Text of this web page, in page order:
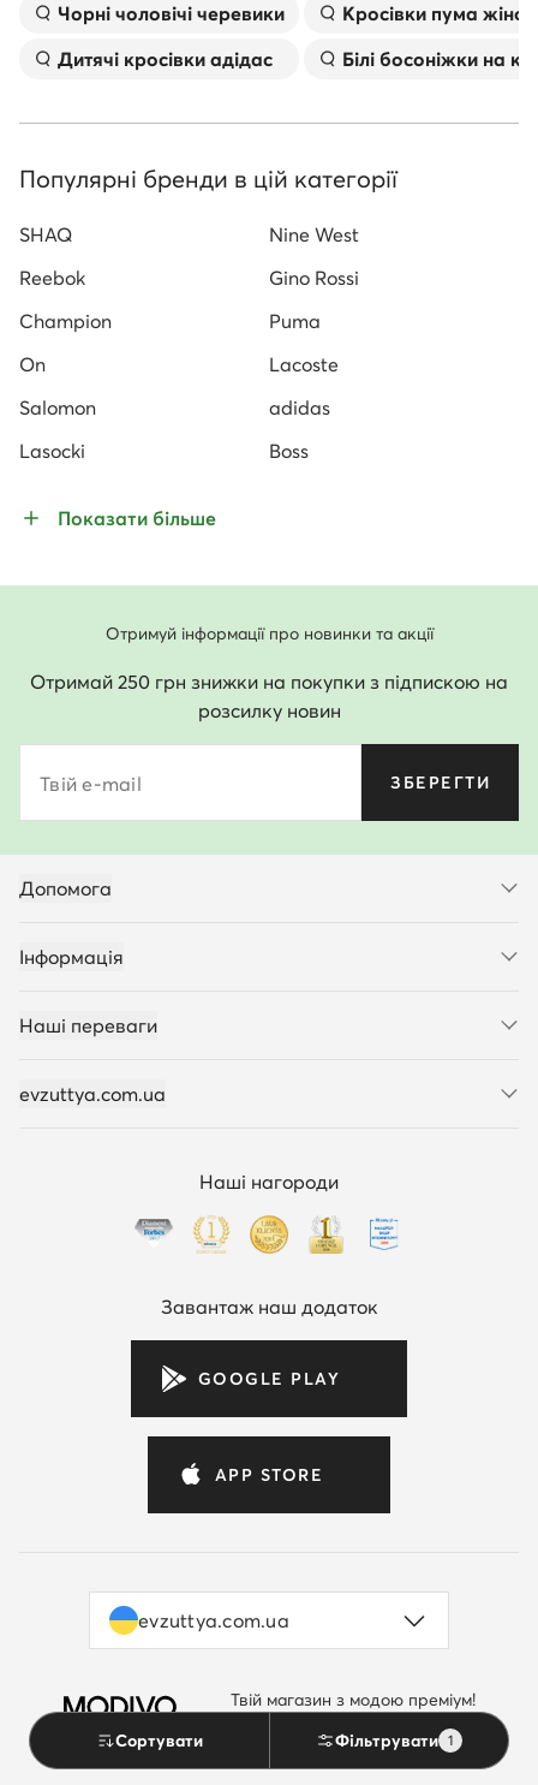
Сортувати Фільтрувати 1
Чорні чоловічі черевики
Дитячі кросівки адідас
Kросівки пума
Білі босоніжки на
Популярні бренди в цій категорії
SHAQ
Nine West
Reebok
Gino Rossi
Champion
Puma
On
Lacoste
Salomon
adidas
Lasocki
Boss
Показати більше
Отримуй інформації про новинки та акції
Отримай 250 грн знижки на покупки з підпискою на
розсилку новин
Твій e-mail ЗБЕРЕГТИ
Допомога
Інформація
Наші переваги
evzuttya.com.ua
Наші нагороди
Завантаж наш додаток
GOOGLE PLAY
APP STORE
evzuttya.com.ua
by evzuttya.com.ua
Твій магазин з модою преміум!
Перейти до MODIVO.UA